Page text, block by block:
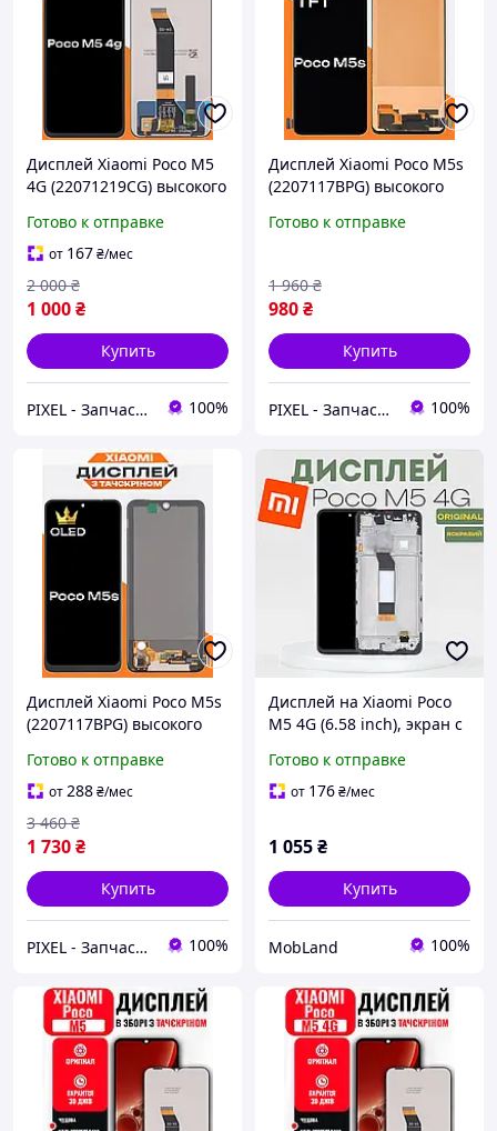
Дисплей Xiaomi Poco M5
4G (22071219CG) высокого
на Ксиоми Поко М5
Готово к отправке
от 167₴/мес
1 000₴
2 000 ₴
Купить
PIXEL - Запчастини для телефону 100%
Дисплей Xiaomi Poco M5s
(2207117BPG) высокого
Ксиоми Поко М5с
Готово к отправке
980₴
1 960 ₴
Купить
PIXEL - Запчастини для телефону 100%
Дисплей Xiaomi Poco M5s
(2207117BPG) высокого
Ксиоми Поко М5с
Готово к отправке
от288₴/мес
1 730₴
3 460 ₴
Купить
PIXEL - Запчастини для телефону 100%
Дисплей на Xiaomi Poco
M5 4G (6.58 inch), экран с
для Ксиоми Поко М5
Готово к отправке
от 176₴/мес
1 055₴
Купить
MobLand 100%